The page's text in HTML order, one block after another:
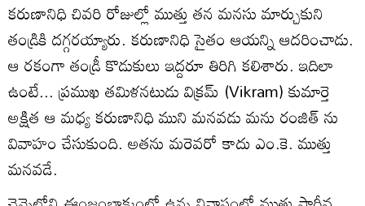
కరుణానిధి చివరి రోజుల్లో ముత్తు తన మనసు మార్చుకుని
తండ్రికి దగ్గరయ్యారు. కరుణానిధి సైతం ఆయన్ని ఆదరించాడు.
ఆ రకంగా తండ్రీ కొడుకులు ఇద్దరూ తిరిగి కలిశారు. ఇదిలా
ఉంటే... ప్రముఖ తమిళనటుడు విక్రమ్ (Vikram) కుమార్తె
అక్షిత ఆ మధ్య కరుణానిధి ముని మనవడు మను రంజిత్ ను
వివాహం చేసుకుంది. అతను మరెవరో కాదు ఎం.కె. ముత్తు
మనవడే.